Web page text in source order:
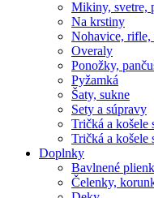
Mikiny, svetre,
Na krstiny
Nohavice, rifle,
Overaly
Ponožky,
Pyžamká
Šaty, sukne
Sety a súpravy
Tričká a košele
Tričká a košele
Doplnky
Bavlnené
Čelenky,